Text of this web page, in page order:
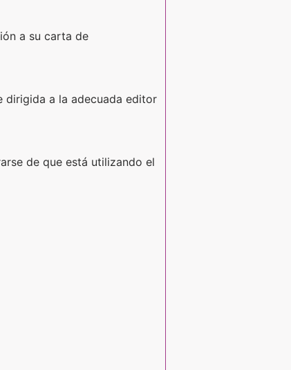
a su carta de
dirigida a la adecuada editor
de que está utilizando el